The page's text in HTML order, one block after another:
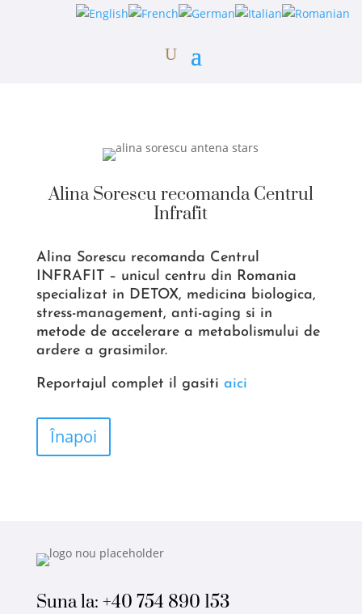
Alina Sorescu recomanda Centrul
Infrafit
Alina Sorescu recomanda Centrul
INFRAFIT – unicul centru din Romania
specializat in DETOX, medicina biologica,
stress-management, anti-aging si in
metode de accelerare a metabolismului de
ardere a grasimilor.
Reportajul complet il gasiti aici
Înapoi
Suna la: +40 754 890 153